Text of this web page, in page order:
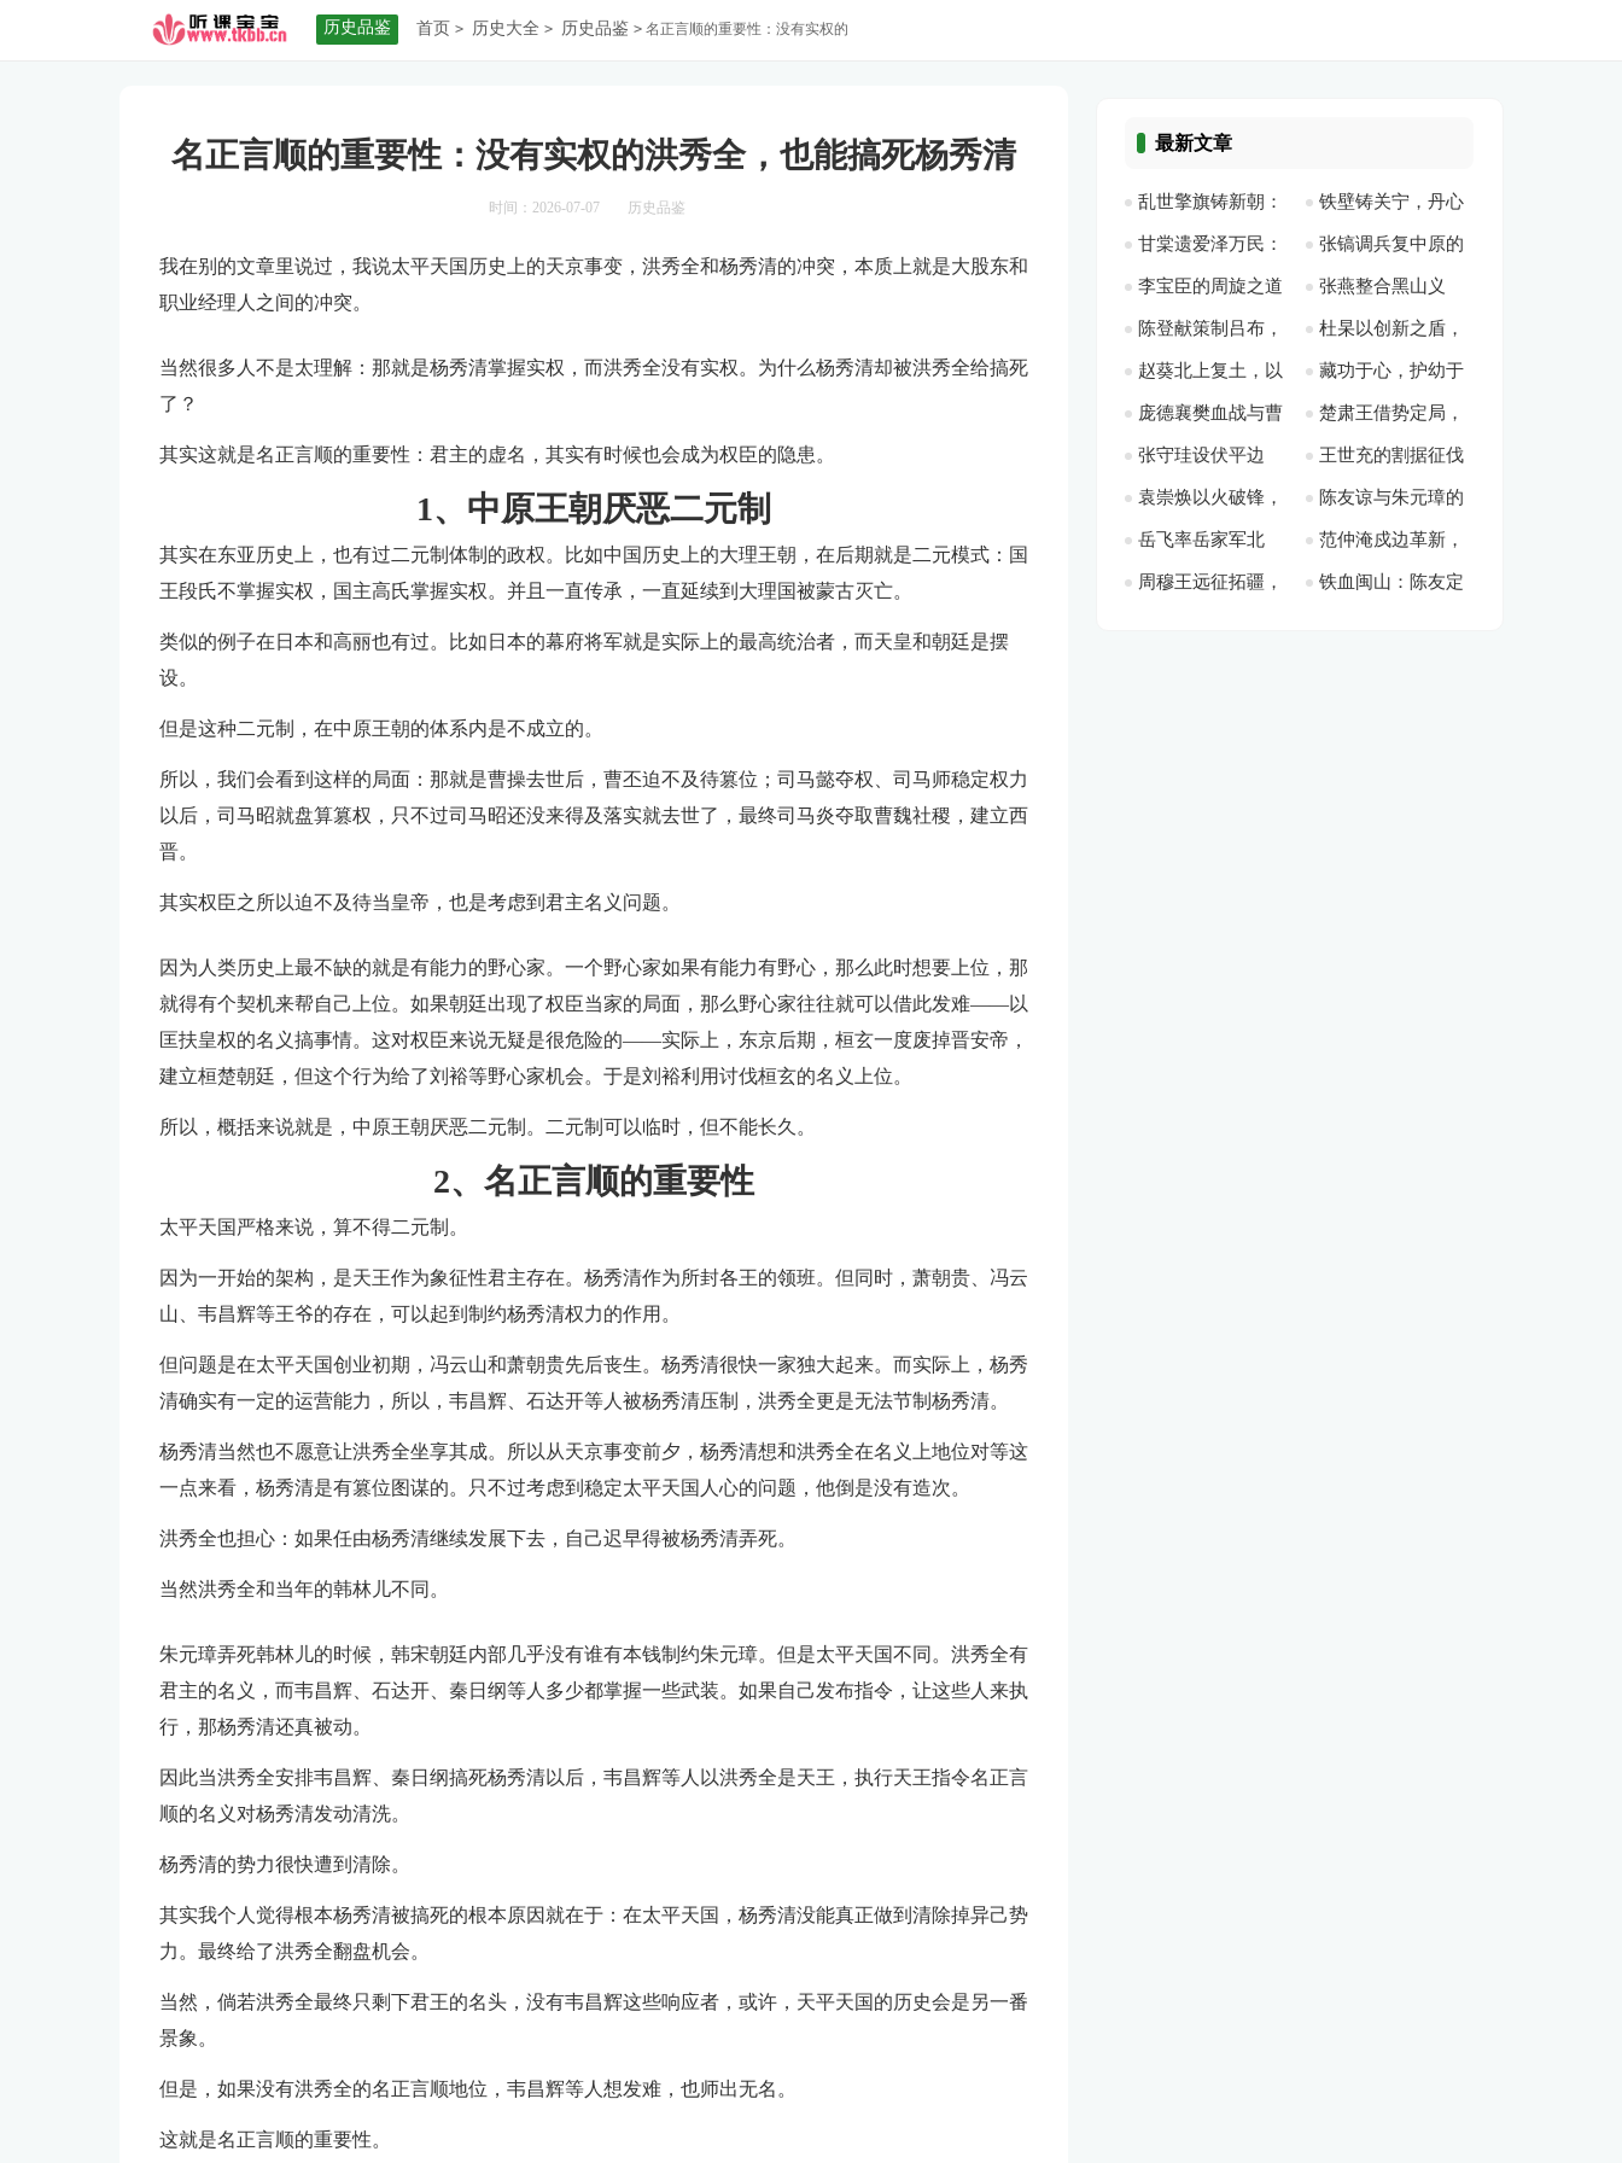
历史品鉴 首页 > 历史大全 > 历史品鉴 > 名正言顺的重要性：没有实权的
名正言顺的重要性：没有实权的洪秀全，也能搞死杨秀清
时间：2026-07-07 历史品鉴
我在别的文章里说过，我说太平天国历史上的天京事变，洪秀全和杨秀清的冲突，本质上就是大股东和
职业经理人之间的冲突。
当然很多人不是太理解：那就是杨秀清掌握实权，而洪秀全没有实权。为什么杨秀清却被洪秀全给搞死
了？
其实这就是名正言顺的重要性：君主的虚名，其实有时候也会成为权臣的隐患。
1、中原王朝厌恶二元制
其实在东亚历史上，也有过二元制体制的政权。比如中国历史上的大理王朝，在后期就是二元模式：国
王段氏不掌握实权，国主高氏掌握实权。并且一直传承，一直延续到大理国被蒙古灭亡。
类似的例子在日本和高丽也有过。比如日本的幕府将军就是实际上的最高统治者，而天皇和朝廷是摆
设。
但是这种二元制，在中原王朝的体系内是不成立的。
所以，我们会看到这样的局面：那就是曹操去世后，曹丕迫不及待篡位；司马懿夺权、司马师稳定权力
以后，司马昭就盘算篡权，只不过司马昭还没来得及落实就去世了，最终司马炎夺取曹魏社稷，建立西
晋。
其实权臣之所以迫不及待当皇帝，也是考虑到君主名义问题。
因为人类历史上最不缺的就是有能力的野心家。一个野心家如果有能力有野心，那么此时想要上位，那
就得有个契机来帮自己上位。如果朝廷出现了权臣当家的局面，那么野心家往往就可以借此发难——以
匡扶皇权的名义搞事情。这对权臣来说无疑是很危险的——实际上，东京后期，桓玄一度废掉晋安帝，
建立桓楚朝廷，但这个行为给了刘裕等野心家机会。于是刘裕利用讨伐桓玄的名义上位。
所以，概括来说就是，中原王朝厌恶二元制。二元制可以临时，但不能长久。
2、名正言顺的重要性
太平天国严格来说，算不得二元制。
因为一开始的架构，是天王作为象征性君主存在。杨秀清作为所封各王的领班。但同时，萧朝贵、冯云
山、韦昌辉等王爷的存在，可以起到制约杨秀清权力的作用。
但问题是在太平天国创业初期，冯云山和萧朝贵先后丧生。杨秀清很快一家独大起来。而实际上，杨秀
清确实有一定的运营能力，所以，韦昌辉、石达开等人被杨秀清压制，洪秀全更是无法节制杨秀清。
杨秀清当然也不愿意让洪秀全坐享其成。所以从天京事变前夕，杨秀清想和洪秀全在名义上地位对等这
一点来看，杨秀清是有篡位图谋的。只不过考虑到稳定太平天国人心的问题，他倒是没有造次。
洪秀全也担心：如果任由杨秀清继续发展下去，自己迟早得被杨秀清弄死。
当然洪秀全和当年的韩林儿不同。
朱元璋弄死韩林儿的时候，韩宋朝廷内部几乎没有谁有本钱制约朱元璋。但是太平天国不同。洪秀全有
君主的名义，而韦昌辉、石达开、秦日纲等人多少都掌握一些武装。如果自己发布指令，让这些人来执
行，那杨秀清还真被动。
因此当洪秀全安排韦昌辉、秦日纲搞死杨秀清以后，韦昌辉等人以洪秀全是天王，执行天王指令名正言
顺的名义对杨秀清发动清洗。
杨秀清的势力很快遭到清除。
其实我个人觉得根本杨秀清被搞死的根本原因就在于：在太平天国，杨秀清没能真正做到清除掉异己势
力。最终给了洪秀全翻盘机会。
当然，倘若洪秀全最终只剩下君王的名头，没有韦昌辉这些响应者，或许，天平天国的历史会是另一番
景象。
但是，如果没有洪秀全的名正言顺地位，韦昌辉等人想发难，也师出无名。
这就是名正言顺的重要性。
最新文章
乱世擎旗铸新朝：
陈霸先平乱开国的铁
血征程
铁壁铸关宁，丹心
照晚明：孙承宗的防
线与末路悲歌
甘棠遗爱泽万民：
召公勤政恤民的千古
风范
张镐调兵复中原的
破局之路
李宝臣的周旋之道
与自治传奇
张燕整合黑山义
军，在博弈中闯出生
路
陈登献策制吕布，
智破枭雄隐患局
杜杲以创新之盾，
护江淮山河
赵葵北上复土，以
地利破蒙骑
藏功于心，护幼于
危的千古仁相——丙
吉
庞德襄樊血战与曹
魏忠烈的绝响
楚肃王借势定局，
终结贵族乱局的雷霆
之路
张守珪设伏平边
患，筑牢丝路大动脉
王世充的割据征伐
与末路悲歌
袁崇焕以火破锋，
阻遏后金铁蹄
陈友谅与朱元璋的
江南霸主对决
岳飞率岳家军北
伐，矢志收复中原山
范仲淹戍边革新，
以赤诚铸就北宋脊梁
周穆王远征拓疆， 铁血闽山：陈友定